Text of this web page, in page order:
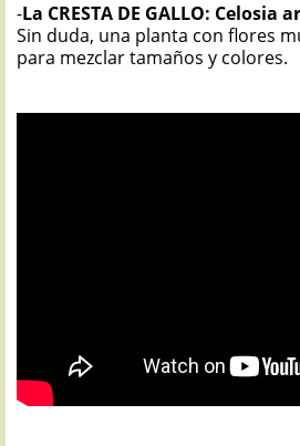
-La CRESTA DE GALLO:
Sin duda, una planta con flores
para mezclar tamaños y colores.